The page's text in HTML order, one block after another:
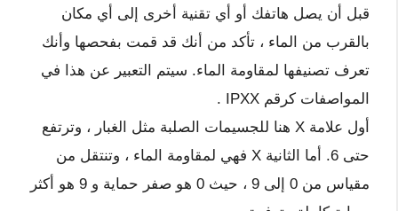
قبل أن يصل هاتفك أو أي تقنية أخرى إلى أي مكان
بالقرب من الماء ، تأكد من أنك قد قمت بفحصها وأنك
تعرف تصنيفها لمقاومة الماء. سيتم التعبير عن هذا في
المواصفات كرقم IPXX
.
أول علامة X هنا للجسيمات الصلبة مثل الغبار ، وترتفع
حتى 6. أما الثانية X فهي لمقاومة الماء ، وتنتقل من
مقياس من 0 إلى 9 ، حيث 0 هو صفر حماية و 9 هو أكثر